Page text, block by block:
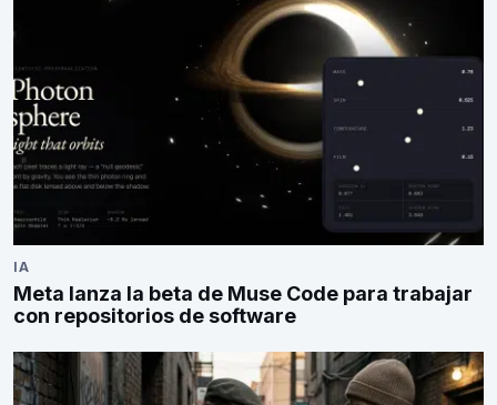
IA
Meta lanza la beta de Muse Code para trabajar
con repositorios de software